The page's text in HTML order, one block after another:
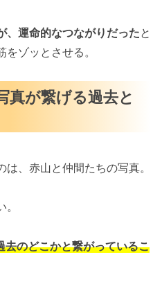
、運命的なつながりだったと
ゾッとさせる。
真が繋げる過去と
、赤山と仲間たちの写真。
去のどこかと繋がっているこ